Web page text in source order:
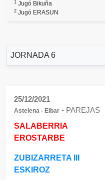
1 Jugó Bikuña
2 Jugó ERASUN
JORNADA 6
25/12/2021
Astelena - Eibar - PAREJAS
SALABERRIA
EROSTARBE
ZUBIZARRETA III
ESKIROZ